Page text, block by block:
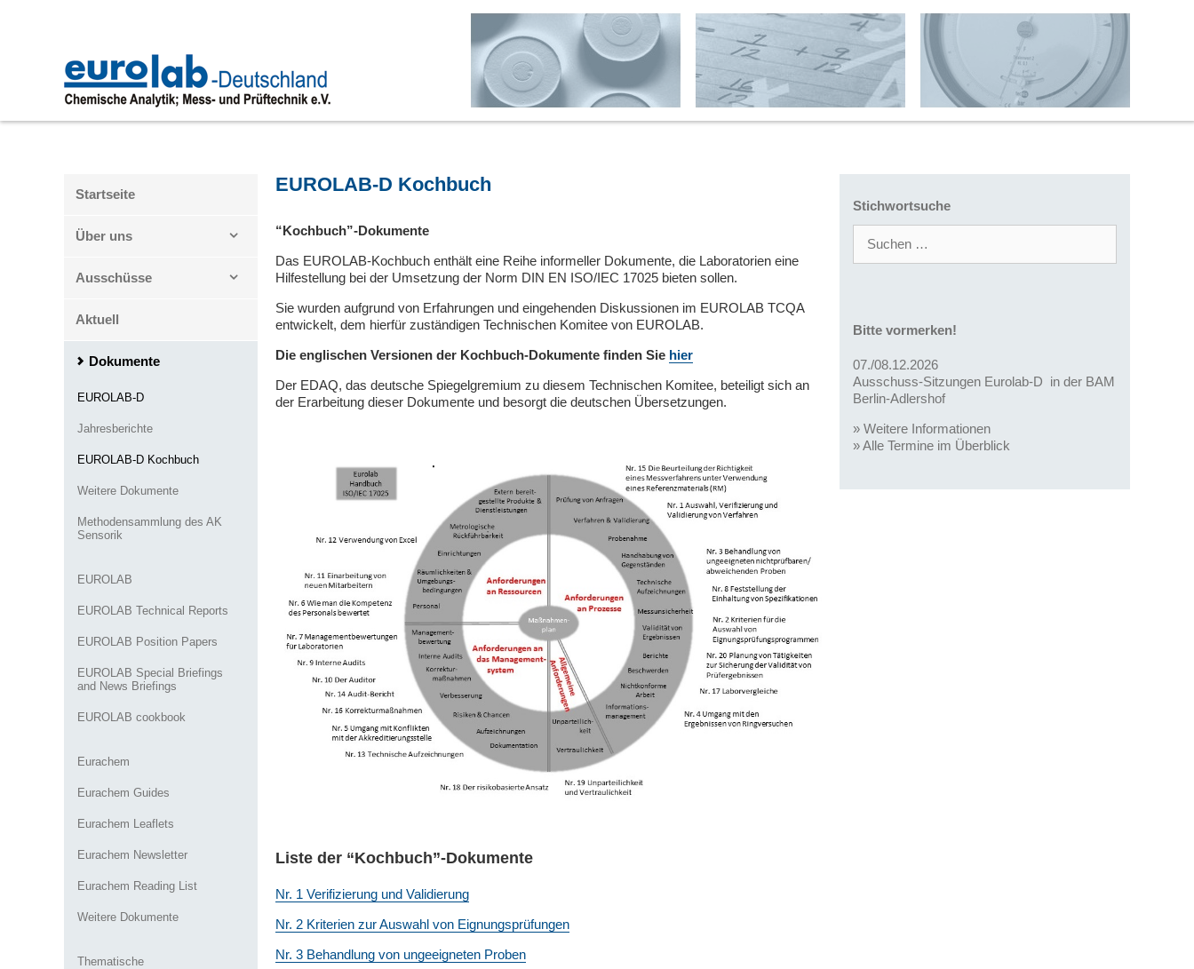
EUROLAB-D Kochbuch
“Kochbuch”-Dokumente
Das EUROLAB-Kochbuch enthält eine Reihe informeller Dokumente, die Laboratorien eine
Hilfestellung bei der Umsetzung der Norm DIN EN ISO/IEC 17025 bieten sollen.
Sie wurden aufgrund von Erfahrungen und eingehenden Diskussionen im EUROLAB TCQA
entwickelt, dem hierfür zuständigen Technischen Komitee von EUROLAB.
Die englischen Versionen der Kochbuch-Dokumente finden Sie hier
Der EDAQ, das deutsche Spiegelgremium zu diesem Technischen Komitee, beteiligt sich an
der Erarbeitung dieser Dokumente und besorgt die deutschen Übersetzungen.
Liste der “Kochbuch”-Dokumente
Nr. 1 Verifizierung und Validierung
Nr. 2 Kriterien zur Auswahl von Eignungsprüfungen
Nr. 3 Behandlung von ungeeigneten Proben
Startseite
Über uns
Ausschüsse
Aktuell
Dokumente
EUROLAB-D
Jahresberichte
EUROLAB-D Kochbuch
Weitere Dokumente
Methodensammlung des AK
Sensorik
EUROLAB
EUROLAB Technical Reports
EUROLAB Position Papers
EUROLAB Special Briefings
and News Briefings
EUROLAB cookbook
Eurachem
Eurachem Guides
Eurachem Leaflets
Eurachem Newsletter
Eurachem Reading List
Weitere Dokumente
Thematische
Stichwortsuche
nach:
Bitte vormerken!
07./08.12.2026
Ausschuss-Sitzungen Eurolab-D in der BAM
Berlin-Adlershof
» Weitere Informationen
»Alle Termine im Überblick